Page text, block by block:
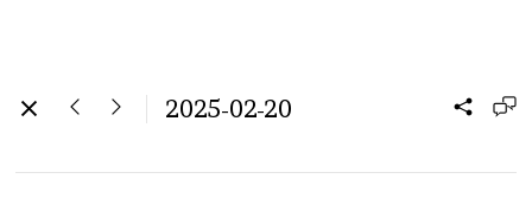
2025-02-20